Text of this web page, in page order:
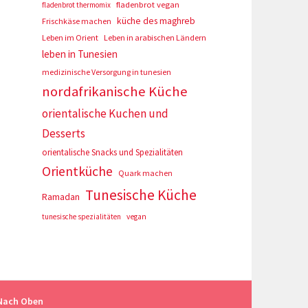
fladenbrot thermomix fladenbrot vegan
Frischkäse machen küche des maghreb
Leben im Orient Leben in arabischen Ländern
leben in Tunesien
medizinische Versorgung in tunesien
nordafrikanische Küche
orientalische Kuchen und
Desserts
orientalische Snacks und Spezialitäten
Orientküche Quark machen
Ramadan Tunesische Küche
tunesische spezialitäten vegan
Oben